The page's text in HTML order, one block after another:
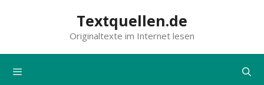
Textquellen.de
Originaltexte im Internet lesen